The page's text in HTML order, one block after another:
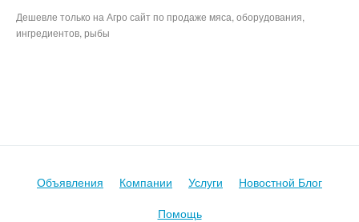
Дешевле только на Агро сайт по продаже мяса, оборудования,
ингредиентов, рыбы
Объявления Компании Услуги
Новостной Блог
Помощь